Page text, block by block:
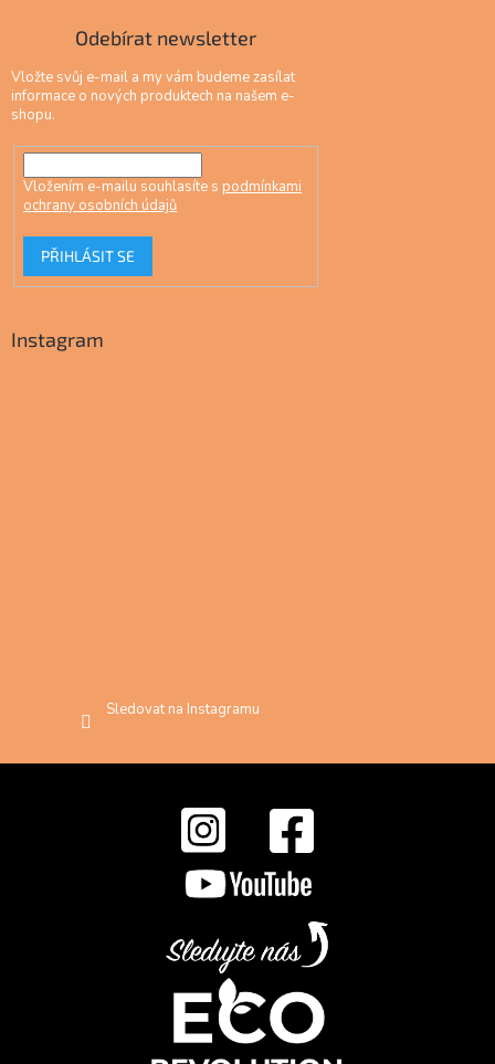
Odebírat newsletter
Vložte svůj e-mail a my vám budeme zasílat
informace o nových produktech na našem e-
shopu.
Vložením e-mailu souhlasíte s podmínkami
ochrany osobních údajů
PŘIHLÁSIT SE
Instagram
Sledovat na Instagramu